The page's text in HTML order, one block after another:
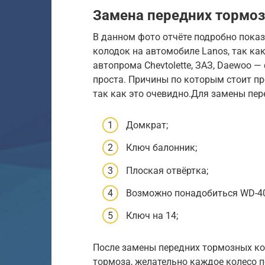
Замена передних
В данном фото отчёте подробно
колодок на автомобиле Lanos, так
автопрома Chevtolette, ЗАЗ, Daewoo
проста. Причины по которым стоит
так как это очевидно.Для замены
Домкрат;
Ключ балонник;
Плоская отвёртка;
Возможно понадобиться WD-
Ключ на 14;
После замены передних тормозных
тормоза, желательно каждое колесо